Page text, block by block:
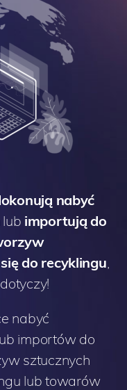
nabyć
lub importują do
do recyklingu
nabyć
importów do
sztucznych
lub towarów